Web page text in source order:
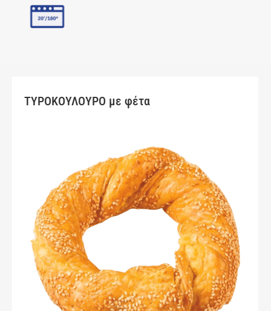
ΤΥΡΟΚΟΥΛΟΥΡΟ με φέτα